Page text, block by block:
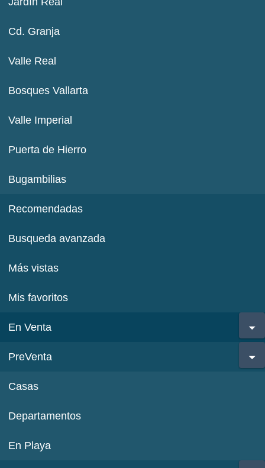
Cd. Granja
Valle Real
Bosques Vallarta
Valle Imperial
Puerta de Hierro
Bugambilias
Recomendadas
Busqueda avanzada
Más vistas
Mis favoritos
En Venta
PreVenta
Casas
Departamentos
En Playa